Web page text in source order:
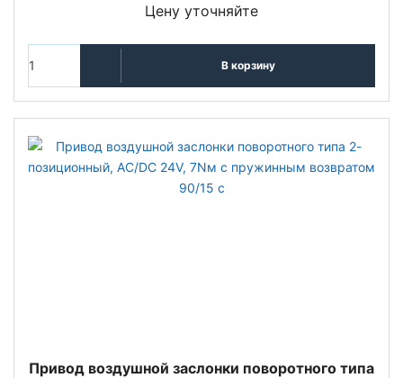
Цену уточняйте
В корзину
Привод воздушной заслонки поворотного типа